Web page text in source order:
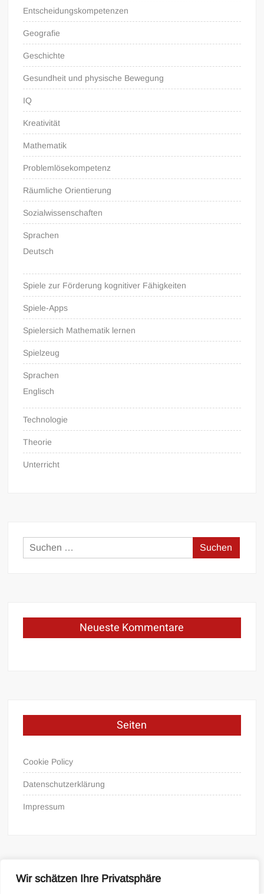
Wir schätzen Ihre Privatsphäre
Entscheidungskompetenzen
Geografie
Geschichte
Gesundheit und physische Bewegung
IQ
Kreativität
Mathematik
Problemlösekompetenz
Räumliche Orientierung
Sozialwissenschaften
Sprachen
Deutsch
Spiele zur Förderung kognitiver Fähigkeiten
Spiele-Apps
Spielersich Mathematik lernen
Spielzeug
Sprachen
Englisch
Technologie
Theorie
Unterricht
Suchen
nach:
Neueste Kommentare
Seiten
Cookie Policy
Datenschutzerklärung
Impressum